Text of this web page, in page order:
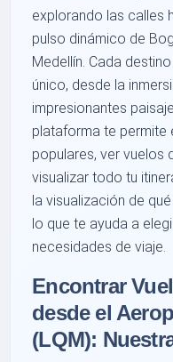
explorando las calles
pulso dinámico de
Medellín. Cada
único, desde la
impresionantes
plataforma te permite
populares, ver vuelos
visualizar todo tu
la visualización de
lo que te ayuda a
necesidades de viaje.
Encontrar
desde el
(LQM):